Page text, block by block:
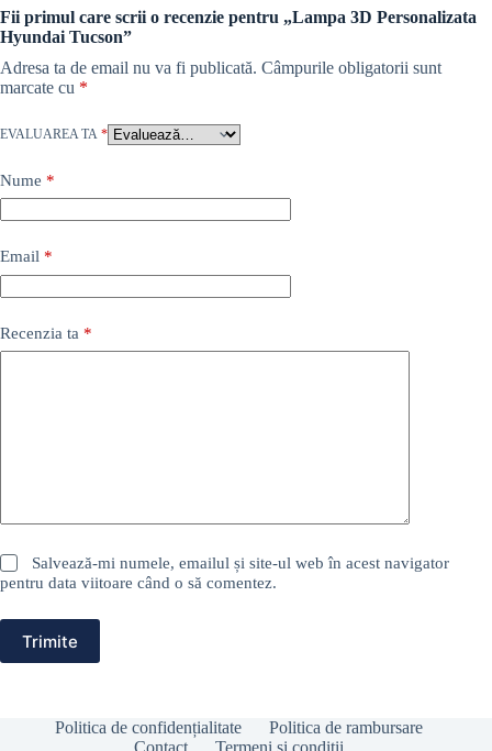
Fii primul care scrii o recenzie pentru „Lampa 3D Personalizata
Hyundai Tucson”
Adresa ta de email nu va fi publicată. Câmpurile obligatorii sunt
marcate cu *
EVALUAREA TA *
Nume *
Email *
Recenzia ta *
Salvează-mi numele, emailul și site-ul web în acest navigator
pentru data viitoare când o să comentez.
Trimite
Politica de confidențialitate
Politica de rambursare
Contact
Termeni si condiții